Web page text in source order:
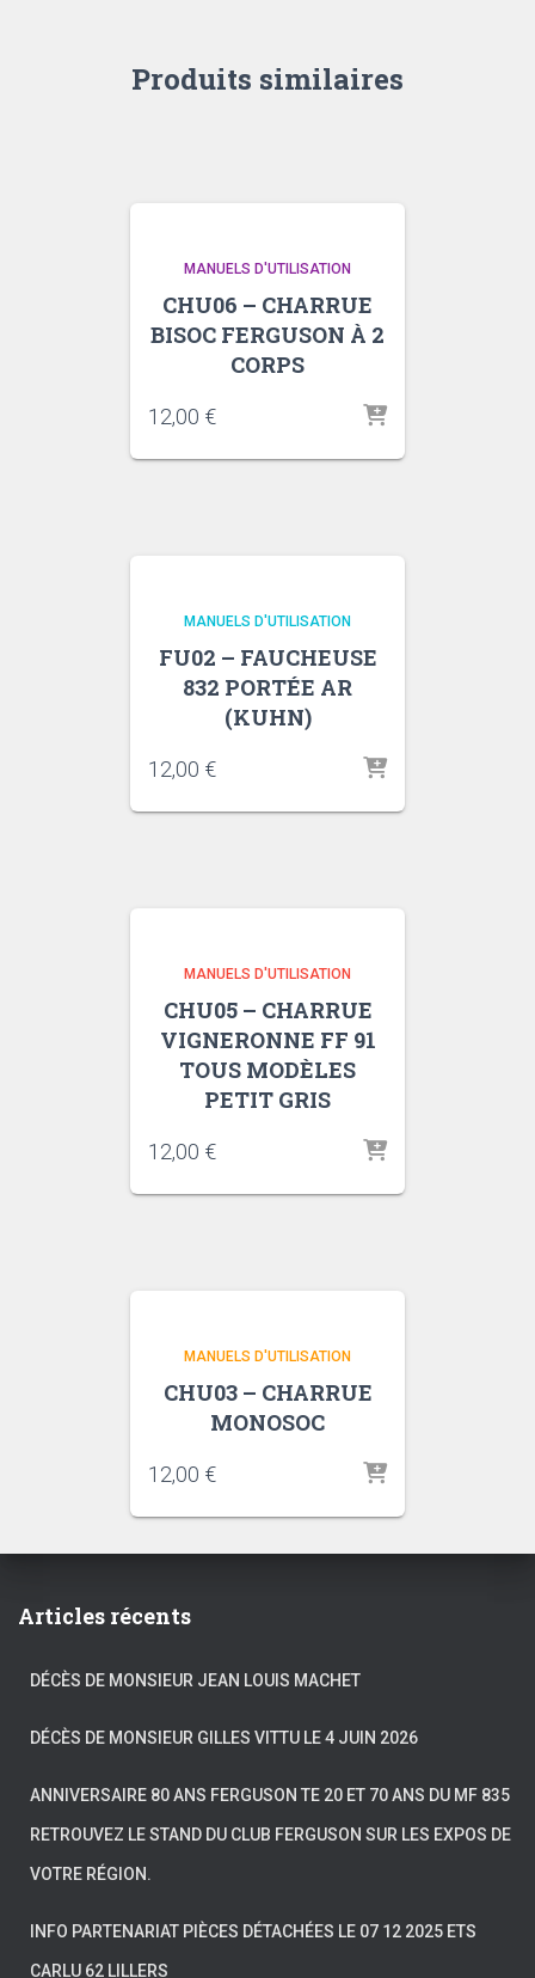
Produits similaires
MANUELS D'UTILISATION
CHU06 – CHARRUE
BISOC FERGUSON À 2
CORPS
12,00 €
MANUELS D'UTILISATION
FU02 – FAUCHEUSE
832 PORTÉE AR
(KUHN)
12,00 €
MANUELS D'UTILISATION
CHU05 – CHARRUE
VIGNERONNE FF 91
TOUS MODÈLES
PETIT GRIS
12,00 €
MANUELS D'UTILISATION
CHU03 – CHARRUE
MONOSOC
12,00 €
Articles récents
DÉCÈS DE MONSIEUR JEAN LOUIS MACHET
DÉCÈS DE MONSIEUR GILLES VITTU LE 4 JUIN 2026
ANNIVERSAIRE 80 ANS FERGUSON TE 20 ET 70 ANS DU MF 835
RETROUVEZ LE STAND DU CLUB FERGUSON SUR LES EXPOS DE
VOTRE RÉGION.
INFO PARTENARIAT PIÈCES DÉTACHÉES LE 07 12 2025 ETS
CARLU 62 LILLERS